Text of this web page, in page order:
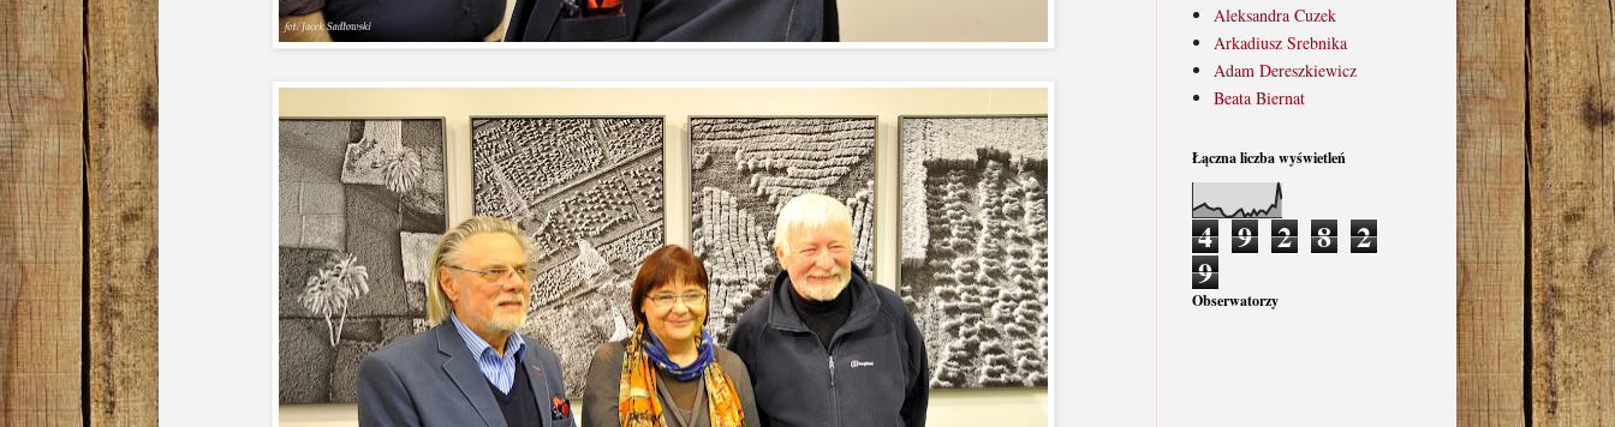
Aleksandra Cuzek
Arkadiusz Srebnika
Adam Dereszkiewicz
Beata Biernat
Łączna liczba wyświetleń
4 9 2 8 2
9
Obserwatorzy